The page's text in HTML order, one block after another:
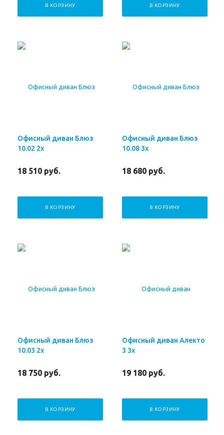
В КОРЗИНУ В КОРЗИНУ
Офисный диван Блюз
10.02 2х
18 510 руб.
В КОРЗИНУ
Офисный диван Блюз
10.08 3х
18 680 руб.
В КОРЗИНУ
Офисный диван Блюз
10.03 2х
18 750 руб.
В КОРЗИНУ
Офисный диван Алекто
3 3х
19 180 руб.
В КОРЗИНУ